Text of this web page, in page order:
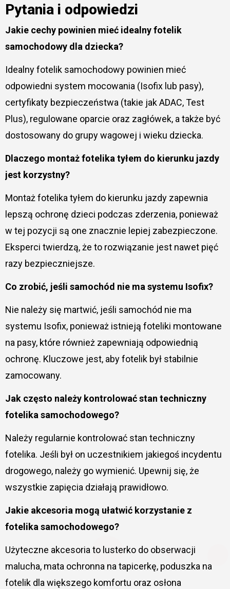
Pytania i odpowiedzi
Jakie cechy powinien mieć idealny fotelik
samochodowy dla dziecka?
Idealny fotelik samochodowy powinien mieć
odpowiedni system mocowania (Isofix lub pasy),
certyfikaty bezpieczeństwa (takie jak ADAC, Test
Plus), regulowane oparcie oraz zagłówek, a także być
dostosowany do grupy wagowej i wieku dziecka.
Dlaczego montaż fotelika tyłem do kierunku jazdy
jest korzystny?
Montaż fotelika tyłem do kierunku jazdy zapewnia
lepszą ochronę dzieci podczas zderzenia, ponieważ
w tej pozycji są one znacznie lepiej zabezpieczone.
Eksperci twierdzą, że to rozwiązanie jest nawet pięć
razy bezpieczniejsze.
Co zrobić, jeśli samochód nie ma systemu Isofix?
Nie należy się martwić, jeśli samochód nie ma
systemu Isofix, ponieważ istnieją foteliki montowane
na pasy, które również zapewniają odpowiednią
ochronę. Kluczowe jest, aby fotelik był stabilnie
zamocowany.
Jak często należy kontrolować stan techniczny
fotelika samochodowego?
Należy regularnie kontrolować stan techniczny
fotelika. Jeśli był on uczestnikiem jakiegoś incydentu
drogowego, należy go wymienić. Upewnij się, że
wszystkie zapięcia działają prawidłowo.
Jakie akcesoria mogą ułatwić korzystanie z
fotelika samochodowego?
Użyteczne akcesoria to lusterko do obserwacji
malucha, mata ochronna na tapicerkę, poduszka na
fotelik dla większego komfortu oraz osłona